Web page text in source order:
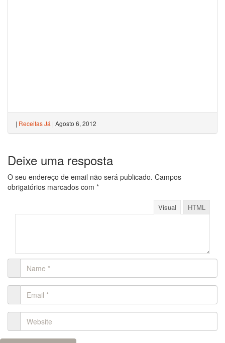
| Receitas Já | Agosto 6, 2012
Deixe uma resposta
O seu endereço de email não será publicado. Campos
obrigatórios marcados com *
Visual HTML